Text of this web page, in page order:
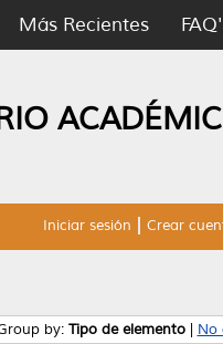
Más Recientes
Iniciar sesión Crear
by: Tipo de elemento| No